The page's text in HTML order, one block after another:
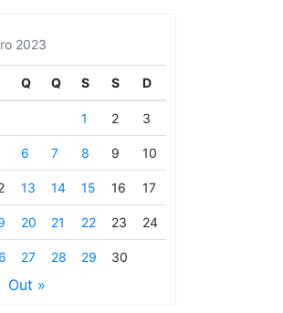
2023
Q Q S S D
1 2 3
6 7 8 9 10
13 14 15 16 17
20 21 22 23 24
27 28 29 30
Out »